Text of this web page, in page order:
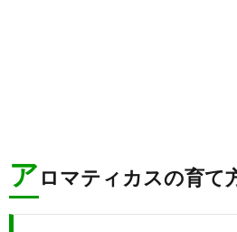
ア ロマティカスの育て